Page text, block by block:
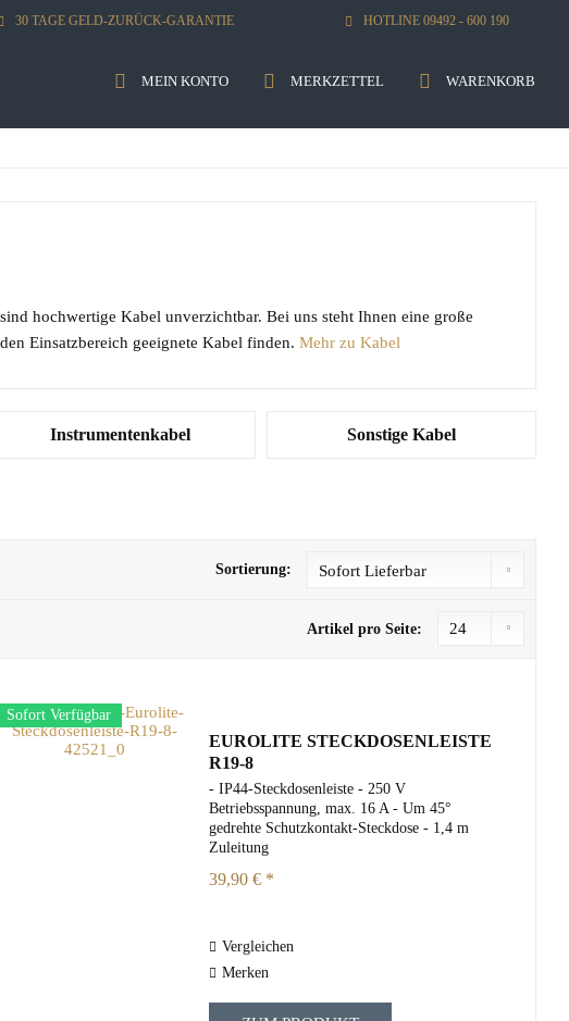
30 TAGE GELD-ZURÜCK-GARANTIE HOTLINE 09492 - 600 190
WARENKORB
MERKZETTEL
MEIN KONTO
hochwertige Kabel unverzichtbar. Bei uns steht Ihnen eine große
Einsatzbereich geeignete Kabel finden. Mehr zu Kabel
Instrumentenkabel Sonstige Kabel
Sortierung:
Artikel pro Seite:
Sofort Verfügbar
EUROLITE STECKDOSENLEISTE
R19-8
- IP44-Steckdosenleiste - 250 V
Betriebsspannung, max. 16 A - Um 45°
gedrehte Schutzkontakt-Steckdose - 1,4 m
Zuleitung
39,90 € *
Vergleichen
Merken